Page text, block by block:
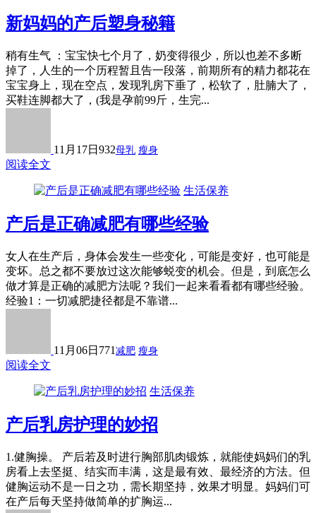
新妈妈的产后塑身秘籍
稍有生气 ：宝宝快七个月了，奶变得很少，所以也差不多断
掉了，人生的一个历程暂且告一段落，前期所有的精力都花在
宝宝身上，现在空点，发现乳房下垂了，松软了，肚腩大了，
买鞋连脚都大了，(我是孕前99斤，生完...
11月17日 932母乳 瘦身
阅读全文
生活保养
产后是正确减肥有哪些经验
女人在生产后，身体会发生一些变化，可能是变好，也可能是
变坏。总之都不要放过这次能够蜕变的机会。但是，到底怎么
做才算是正确的减肥方法呢？我们一起来看看都有哪些经验。
经验1：一切减肥捷径都是不靠谱...
11月06日 771 减肥 瘦身
阅读全文
生活保养
产后乳房护理的妙招
1.健胸操。 产后若及时进行胸部肌肉锻炼，就能使妈妈们的乳
房看上去坚挺、结实而丰满，这是最有效、最经济的方法。但
健胸运动不是一日之功，需长期坚持，效果才明显。妈妈们可
在产后每天坚持做简单的扩胸运...